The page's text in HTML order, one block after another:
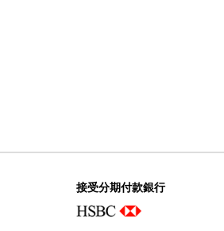
接受分期付款銀行